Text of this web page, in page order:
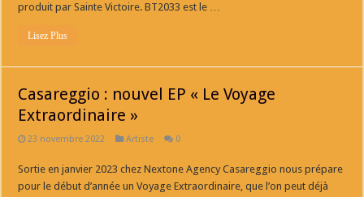
produit par Sainte Victoire. BT2033 est le …
Lisez Plus
Casareggio : nouvel EP « Le Voyage
Extraordinaire »
23 novembre 2022 Artiste 0
Sortie en janvier 2023 chez Nextone Agency Casareggio nous prépare
pour le début d’année un Voyage Extraordinaire, que l’on peut déjà